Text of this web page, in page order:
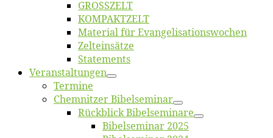
GROSSZELT
KOMPAKTZELT
Ma­te­ri­al für Evangelisationswochen
Zelt­ein­sät­ze
State­ments
Ver­an­stal­tun­gen
Ter­mi­ne
Chemnit­zer Bibelseminar
Rück­blick Bibelseminare
Bi­bel­se­mi­nar 2025